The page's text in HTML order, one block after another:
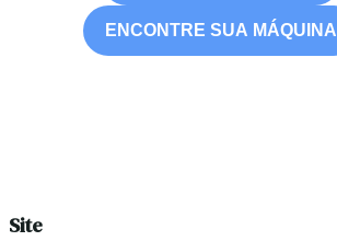
ENCONTRE SUA MÁQUINA
Site